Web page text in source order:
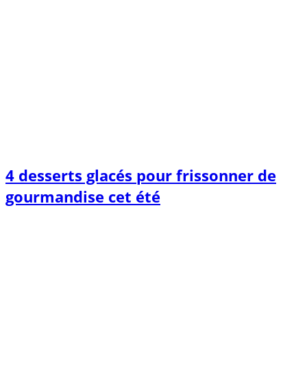
4 desserts glacés pour frissonner de
gourmandise cet été